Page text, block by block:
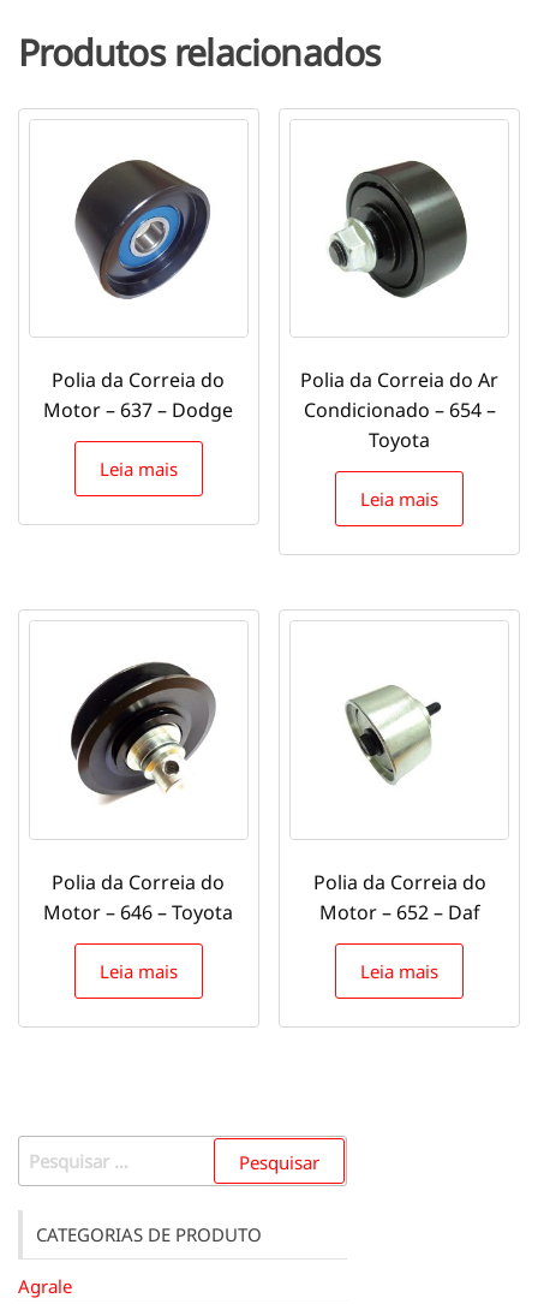
Produtos relacionados
Polia da Correia do
Motor – 637 – Dodge
Leia mais
Polia da Correia do Ar
Condicionado – 654 –
Toyota
Leia mais
Polia da Correia do
Motor – 646 – Toyota
Leia mais
Polia da Correia do
Motor – 652 – Daf
Leia mais
Pesquisar
CATEGORIAS DE PRODUTO
Agrale